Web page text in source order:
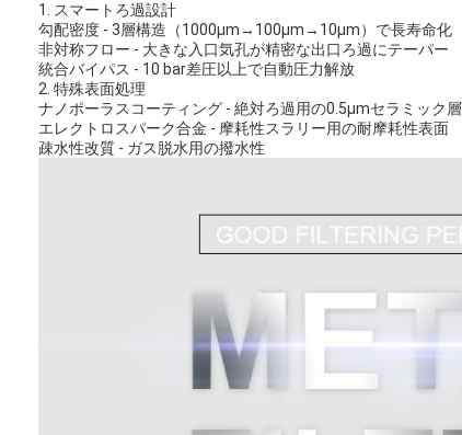
1. スマートろ過設計
勾配密度 - 3層構造（1000μm→100μm→10μm）で長寿命化
非対称フロー - 大きな入口気孔が精密な出口ろ過にテーパー
統合バイパス - 10 bar差圧以上で自動圧力解放
2. 特殊表面処理
ナノポーラスコーティング - 絶対ろ過用の0.5μmセラミック層
エレクトロスパーク合金 - 摩耗性スラリー用の耐摩耗性表面
疎水性改質 - ガス脱水用の撥水性